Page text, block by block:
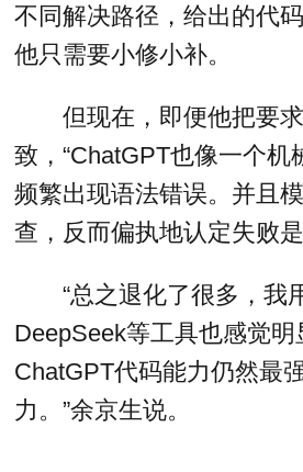
不同解决路径，给出的代
他只需要小修小补。
但现在，即便他把要
致，“ChatGPT也像一个机
频繁出现语法错误。并且
查，反而偏执地认定失败
“总之退化了很多，我
DeepSeek等工具也感觉明
ChatGPT代码能力仍然最
力。”余京生说。